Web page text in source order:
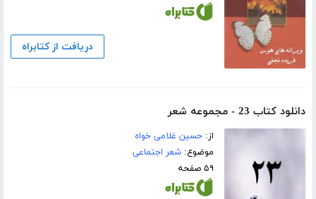
دریافت از کتابراه
دانلود کتاب 23 - مجموعه شعر
از:حسین غلامی خواه
موضوع:شعر اجتماعی
۵۹ صفحه